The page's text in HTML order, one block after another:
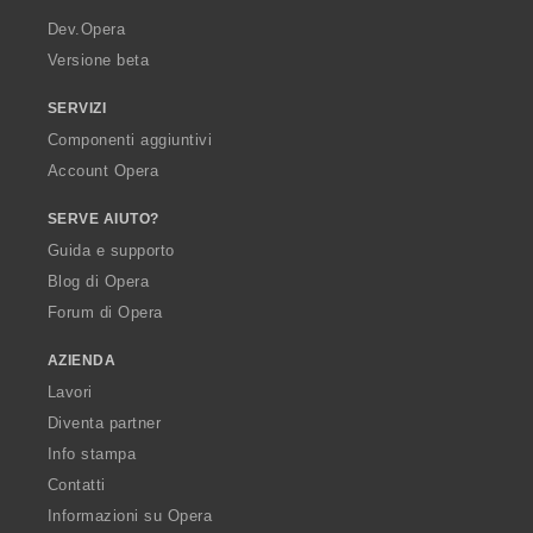
a
Dev.Opera
Versione beta
SERVIZI
Componenti aggiuntivi
Account Opera
SERVE AIUTO?
Guida e supporto
Blog di Opera
Forum di Opera
AZIENDA
Lavori
Diventa partner
Info stampa
Contatti
Informazioni su Opera